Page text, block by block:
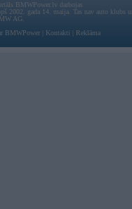
BMWPower.lv darbojas
2002. gada 14. maija. Tas nav auto klubs
AG.
BMWPower
Kontakti Reklāma